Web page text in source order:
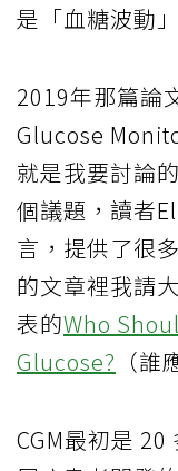
是「血糖波動
2019年那篇論
Glucose
就是我要討論
個議題，讀者
言，提供了很
的文章裡我請
表的Who
Glucose? （
CGM最初是